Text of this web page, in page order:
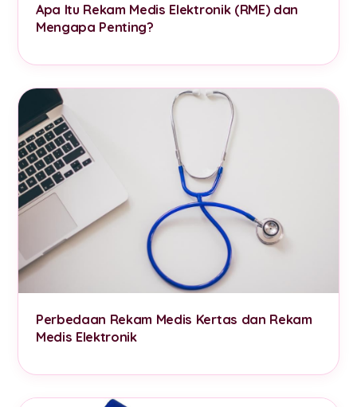
Apa Itu Rekam Medis Elektronik (RME) dan
Mengapa Penting?
Perbedaan Rekam Medis Kertas dan Rekam
Medis Elektronik